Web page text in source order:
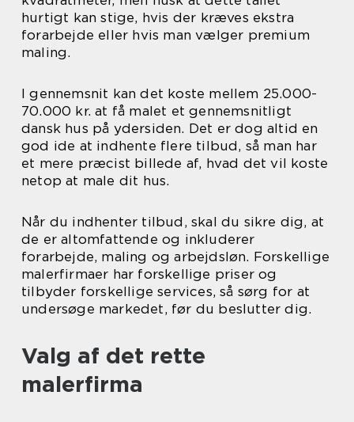
hurtigt kan stige, hvis der kræves ekstra
forarbejde eller hvis man vælger premium
maling.
I gennemsnit kan det koste mellem 25.000-
70.000 kr. at få malet et gennemsnitligt
dansk hus på ydersiden. Det er dog altid en
god ide at indhente flere tilbud, så man har
et mere præcist billede af, hvad det vil koste
netop at male dit hus.
Når du indhenter tilbud, skal du sikre dig, at
de er altomfattende og inkluderer
forarbejde, maling og arbejdsløn. Forskellige
malerfirmaer har forskellige priser og
tilbyder forskellige services, så sørg for at
undersøge markedet, før du beslutter dig.
Valg af det rette
malerfirma